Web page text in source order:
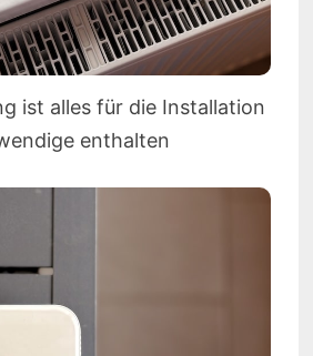
ist alles für die Installation
enthalten